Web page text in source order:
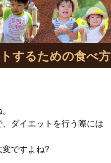
するための食べ方
ダイエットを行う際には
ですよね?